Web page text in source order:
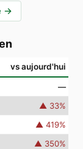
→
vs aujourd'hui
—
▲ 33%
▲ 419%
▲ 350%